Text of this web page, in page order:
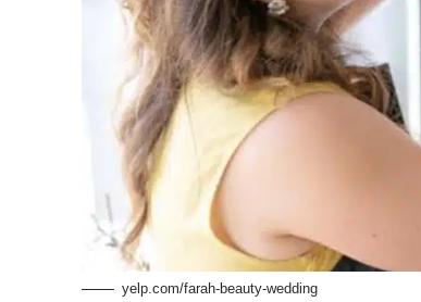
yelp.com/farah-beauty-wedding